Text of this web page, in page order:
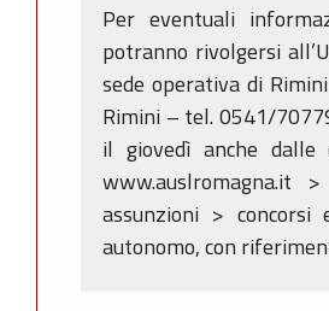
Per eventuali
potranno rivolgersi
sede operativa di
Rimini – tel. 0541/
il giovedì anche
www.auslromagna.it
assunzioni >
autonomo, con